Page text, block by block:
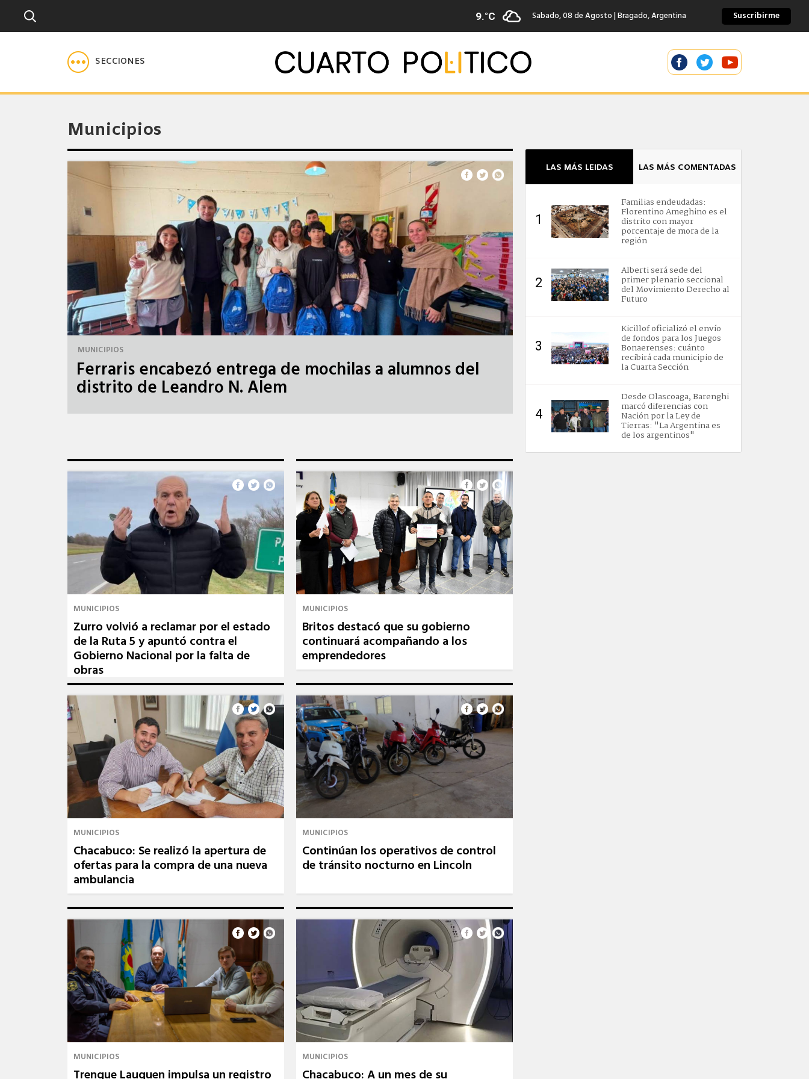
9.°C Sabado, 08 de Agosto | Bragado, Argentina Suscribirme
SECCIONES
Municipios
MUNICIPIOS
Ferraris encabezó entrega de mochilas a alumnos del
distrito de Leandro N. Alem
LAS MÁS LEIDAS LAS MÁS COMENTADAS
1
Familias endeudadas:
Florentino Ameghino es el
distrito con mayor
porcentaje de mora de la
región
2
Alberti será sede del
primer plenario seccional
del Movimiento Derecho al
Futuro
3
Kicillof oficializó el envío
de fondos para los Juegos
Bonaerenses: cuánto
recibirá cada municipio de
la Cuarta Sección
4
Desde Olascoaga, Barenghi
marcó diferencias con
Nación por la Ley de
Tierras: "La Argentina es
de los argentinos"
MUNICIPIOS
Zurro volvió a reclamar por el estado
de la Ruta 5 y apuntó contra el
Gobierno Nacional por la falta de
obras
MUNICIPIOS
Britos destacó que su gobierno
continuará acompañando a los
emprendedores
MUNICIPIOS
Chacabuco: Se realizó la apertura de
ofertas para la compra de una nueva
ambulancia
MUNICIPIOS
Continúan los operativos de control
de tránsito nocturno en Lincoln
MUNICIPIOS MUNICIPIOS
Chacabuco: A un mes de su